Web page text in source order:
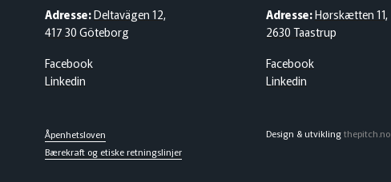
Adresse:Deltavägen 12,
417 30 Göteborg
Facebook
Linkedin
Adresse:Hørskætten 11,
2630 Taastrup
Facebook
Linkedin
Åpenhetsloven
Bærekraft og etiske retningslinjer
Design & utviklingthepitch.no